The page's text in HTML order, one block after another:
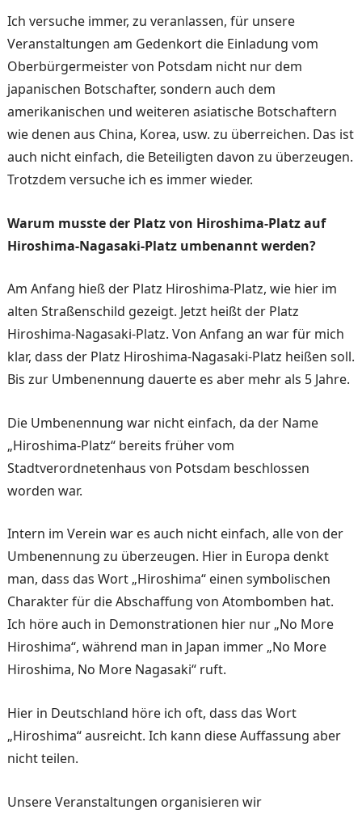
Ich versuche immer, zu veranlassen, für unsere
Veranstaltungen am Gedenkort die Einladung vom
Oberbürgermeister von Potsdam nicht nur dem
japanischen Botschafter, sondern auch dem
amerikanischen und weiteren asiatische Botschaftern
wie denen aus China, Korea, usw. zu überreichen. Das ist
auch nicht einfach, die Beteiligten davon zu überzeugen.
Trotzdem versuche ich es immer wieder.
Warum musste der Platz von Hiroshima-Platz auf
Hiroshima-Nagasaki-Platz umbenannt werden?
Am Anfang hieß der Platz Hiroshima-Platz, wie hier im
alten Straßenschild gezeigt. Jetzt heißt der Platz
Hiroshima-Nagasaki-Platz. Von Anfang an war für mich
klar, dass der Platz Hiroshima-Nagasaki-Platz heißen soll.
Bis zur Umbenennung dauerte es aber mehr als 5 Jahre.
Die Umbenennung war nicht einfach, da der Name
„Hiroshima-Platz“ bereits früher vom
Stadtverordnetenhaus von Potsdam beschlossen
worden war.
Intern im Verein war es auch nicht einfach, alle von der
Umbenennung zu überzeugen. Hier in Europa denkt
man, dass das Wort „Hiroshima“ einen symbolischen
Charakter für die Abschaffung von Atombomben hat.
Ich höre auch in Demonstrationen hier nur „No More
Hiroshima“, während man in Japan immer „No More
Hiroshima, No More Nagasaki“ ruft.
Hier in Deutschland höre ich oft, dass das Wort
„Hiroshima“ ausreicht. Ich kann diese Auffassung aber
nicht teilen.
Unsere Veranstaltungen organisieren wir